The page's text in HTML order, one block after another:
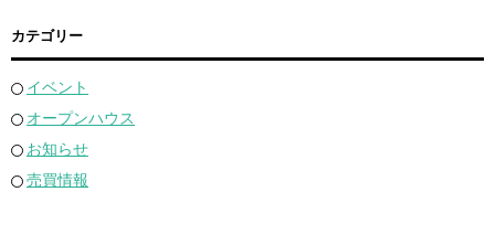
カテゴリー
イベント
オープンハウス
お知らせ
売買情報